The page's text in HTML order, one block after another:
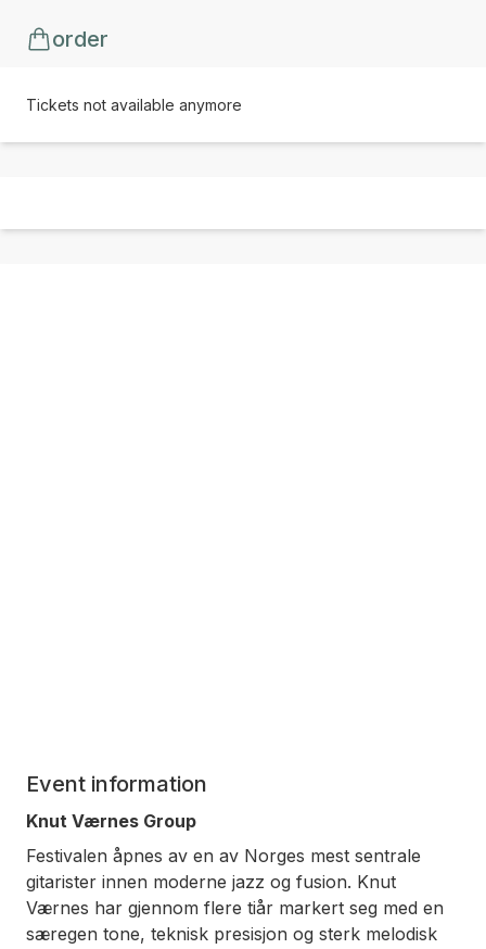
order
Tickets not available anymore
Event information
Knut Værnes Group
Festivalen åpnes av en av Norges mest sentrale
gitarister innen moderne jazz og fusion. Knut
Værnes har gjennom flere tiår markert seg med en
særegen tone, teknisk presisjon og sterk melodisk